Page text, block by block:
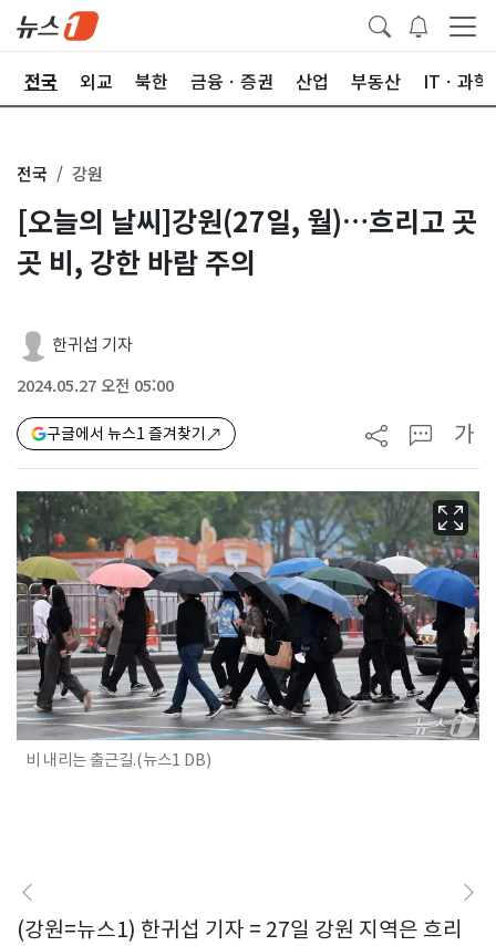
전국 외교 북한 금융ㆍ증권 산업 부동산 ITㆍ과학
전국 강원
[오늘의 날씨]강원(27일, 월)…흐리고 곳
곳 비, 강한 바람 주의
한귀섭 기자
2024.05.27 오전 05:00
구글에서 뉴스1 즐겨찾기 가
비 내리는 출근길.(뉴스1 DB)
(강원=뉴스1) 한귀섭 기자 = 27일 강원 지역은 흐리